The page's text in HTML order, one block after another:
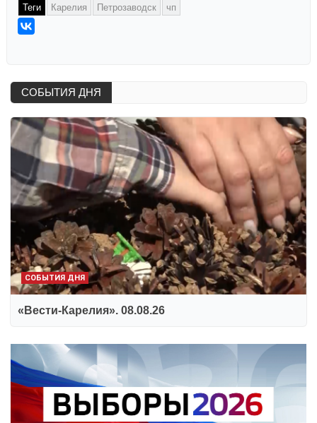
Теги Карелия Петрозаводск чп
СОБЫТИЯ ДНЯ
СОБЫТИЯ ДНЯ
«Вести-Карелия». 08.08.26